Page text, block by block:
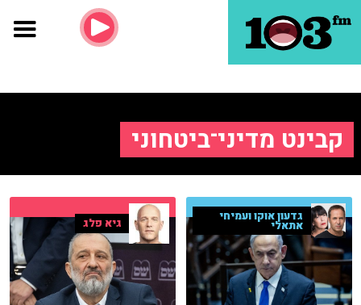
קבינט מדיני־ביטחוני
גדעון אוקו ועמיחי
אתאלי גיא פלג